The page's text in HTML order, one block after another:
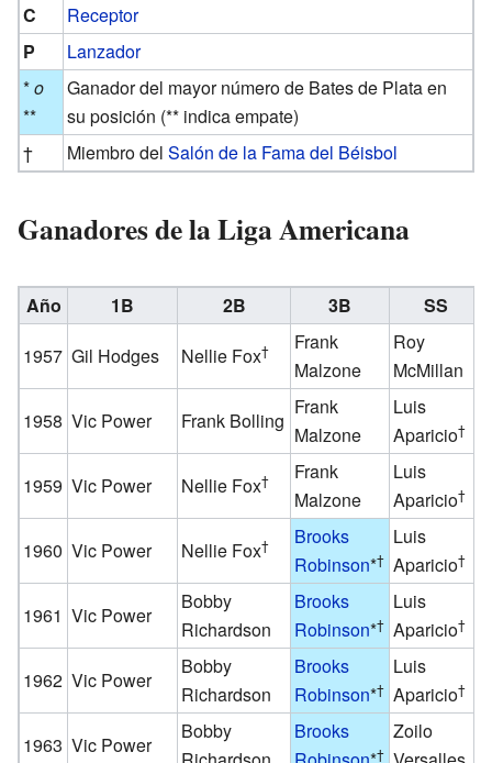
C
Receptor
P
Lanzador
*o
**
Ganador del mayor número de Bates de Plata en
su posición (** indica empate)
†
Miembro delSalón de la Fama del Béisbol
Ganadores de la Liga Americana
Año 1B 2B 3B
SS
1957 Gil Hodges Nellie Fox†
Frank
Malzone
Roy
McMillan
1958 Vic Power Frank Bolling
Frank
Malzone
Luis
Aparicio†
1959 Vic Power Nellie Fox†
Frank
Malzone
Luis
Aparicio†
1960 Vic Power Nellie Fox†
Brooks
Robinson*†
Luis
Aparicio†
1961 Vic Power
Bobby
Richardson
Brooks
Robinson*†
Luis
Aparicio†
1962 Vic Power
Bobby
Richardson
Brooks
Robinson*†
Luis
Aparicio†
1963 Vic Power
Bobby
Brooks
†
Zoilo